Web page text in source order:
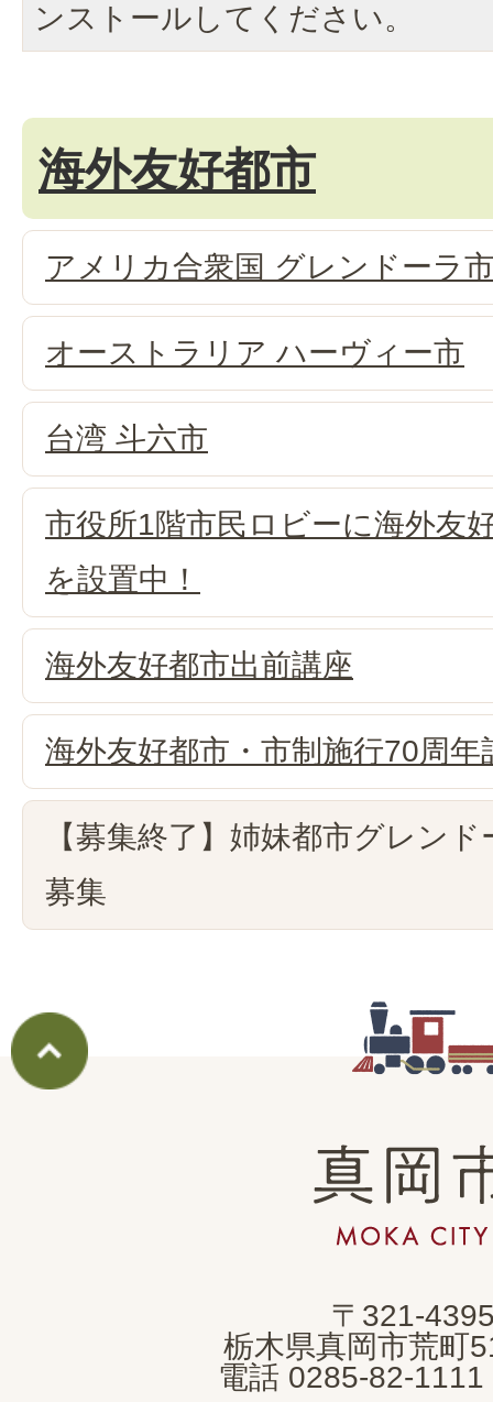
ンストールしてください。
海外友好都市
アメリカ合衆国 グレンドーラ
オーストラリア ハーヴィー市
台湾 斗六市
市役所1階市民ロビーに海外友
を設置中！
海外友好都市出前講座
海外友好都市・市制施行70周年
【募集終了】姉妹都市グレン
募集
真
岡
市
CITY
〒321-
栃木県真岡市荒町
電話 0285-82-1111